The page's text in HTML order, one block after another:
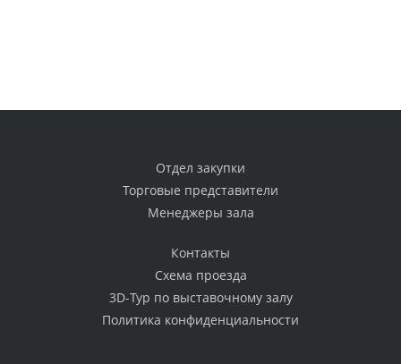
Отдел закупки
Торговые представители
Менеджеры зала
Контакты
Схема проезда
3D-Тур по выставочному залу
Политика конфиденциальности